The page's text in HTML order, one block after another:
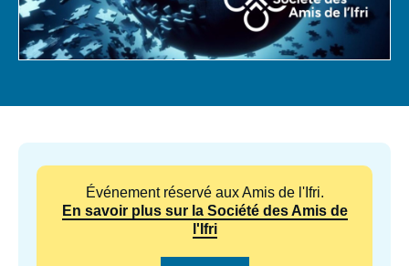
Se connecter
Nous soutenir
Événement réservé aux Amis de l'Ifri.
En savoir plus sur la Société des Amis de
l'Ifri